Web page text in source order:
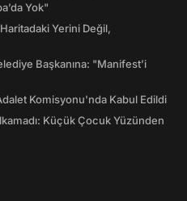
Yok"
Yerini Değil,
Başkanına: "Manifest’i
Komisyonu'nda Kabul Edildi
Küçük Çocuk Yüzünden